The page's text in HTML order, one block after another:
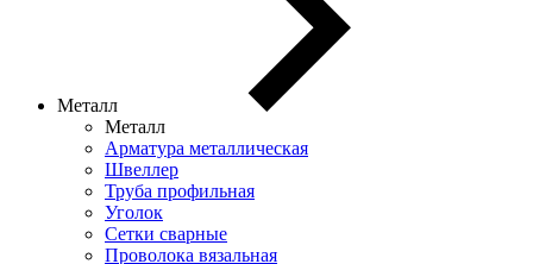
Металл
Металл
Арматура металлическая
Швеллер
Труба профильная
Уголок
Сетки сварные
Проволока вязальная